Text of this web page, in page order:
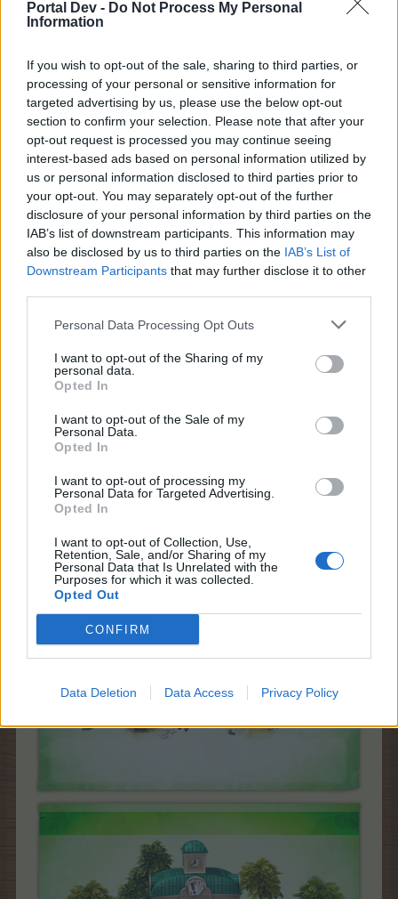
Portal Dev - Do Not Process My Personal
Information
If you wish to opt-out of the sale, sharing to third parties, or
processing of your personal or sensitive information for
targeted advertising by us, please use the below opt-out
section to confirm your selection. Please note that after your
opt-out request is processed you may continue seeing
interest-based ads based on personal information utilized by
us or personal information disclosed to third parties prior to
your opt-out. You may separately opt-out of the further
disclosure of your personal information by third parties on the
IAB’s list of downstream participants. This information may
also be disclosed by us to third parties on the IAB’s List of
Downstream Participants that may further disclose it to other
Personal Data Processing Opt Outs
I want to opt-out of the Sharing of my
personal data.
Opted In
I want to opt-out of the Sale of my
Personal Data.
Opted In
I want to opt-out of processing my
Personal Data for Targeted Advertising.
Opted In
I want to opt-out of Collection, Use,
Retention, Sale, and/or Sharing of my
Personal Data that Is Unrelated with the
Purposes for which it was collected.
Opted Out
CONFIRM
Data Deletion Data Access Privacy Policy
Секвоя-албинос XXL​
.
Дърво Кокиа​
4 бр.
Палма Рафия XL​
4 бр.
Редките дървета ще се падат много
по-рядко от често срещаните.
Заедно с новите тайнствени дървета в играта ще
бъдат въведени и
два нови постоянни куеста
Куестовете в читалището